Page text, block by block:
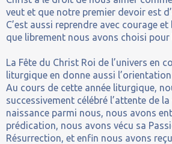
veut et que notre premier devoir est
C’est aussi reprendre avec courage
que librement nous avons choisi pour
La Fête du Christ Roi de l’univers en
liturgique en donne aussi
Au cours de cette année liturgique,
successivement célébré l’attente de
naissance parmi nous, nous avons
prédication, nous avons vécu sa
Résurrection, et enfin nous avons